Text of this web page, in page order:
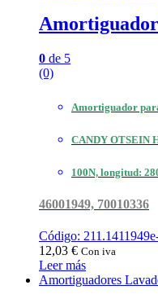
0 de 5
(0)
Amortiguador
CANDY OTSEIN
100N, longitud:
46001949, 70010336
Código:
12,03 € Con iva
Leer más
Amortiguadores